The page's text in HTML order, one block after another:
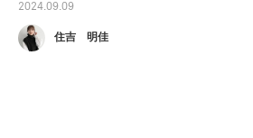
2024.09.09
住吉 明佳